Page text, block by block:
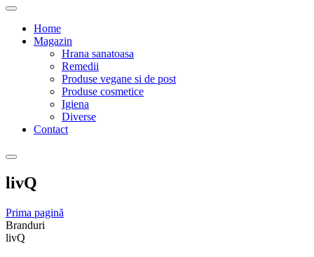
Home
Magazin
Hrana sanatoasa
Remedii
Produse vegane si de post
Produse cosmetice
Igiena
Diverse
Contact
livQ
Prima pagină
Branduri
livQ